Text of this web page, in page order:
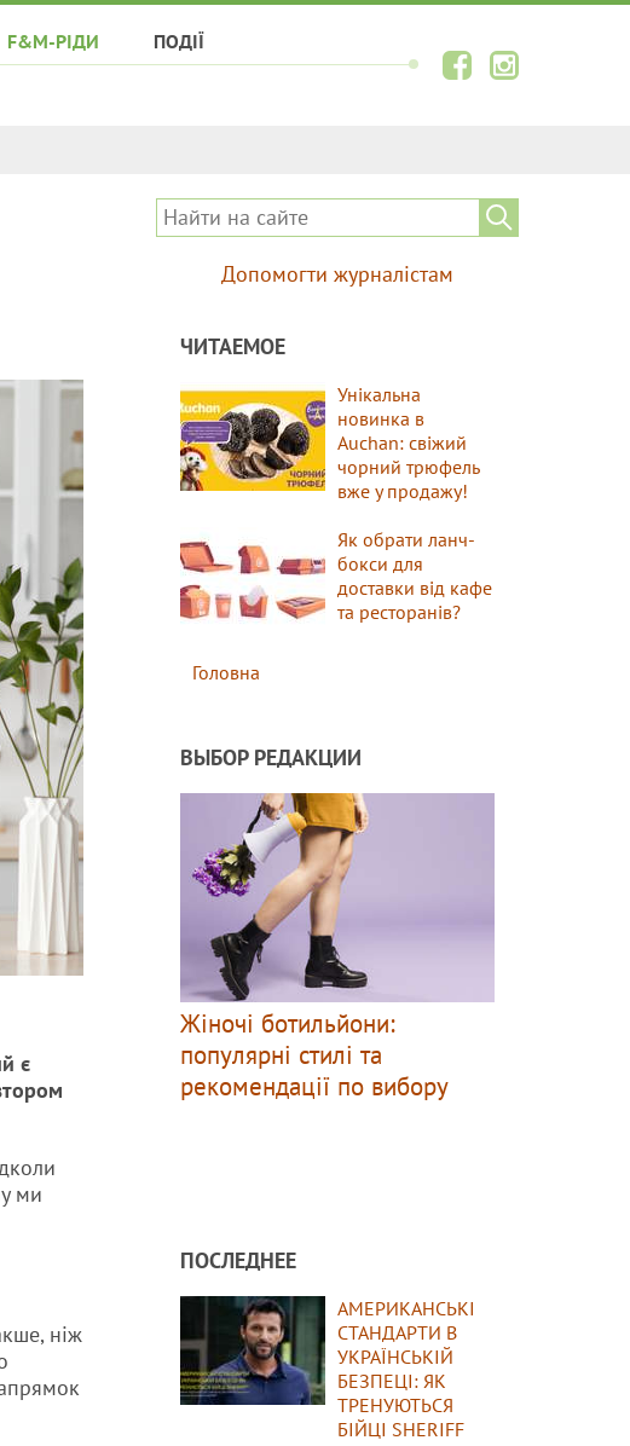
F&M-РІДИ ПОДІЇ
є
ми
ніж
Допомогти журналістам
ЧИТАЕМОЕ
Унікальна
новинка в
Auchan: свіжий
чорний трюфель
вже у продажу!
Як обрати ланч-
бокси для
доставки від кафе
та ресторанів?
Головна
ВЫБОР РЕДАКЦИИ
Жіночі ботильйони:
популярні стилі та
рекомендації по вибору
ПОСЛЕДНЕЕ
АМЕРИКАНСЬКІ
СТАНДАРТИ В
УКРАЇНСЬКІЙ
БЕЗПЕЦІ: ЯК
ТРЕНУЮТЬСЯ
БІЙЦІ SHERIFF